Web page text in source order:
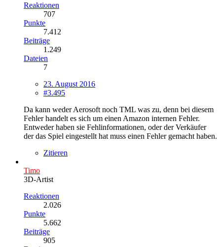
Reaktionen
707
Punkte
7.412
Beiträge
1.249
Dateien
7
23. August 2016
#3.495
Da kann weder Aerosoft noch TML was zu, denn bei diesem
Fehler handelt es sich um einen Amazon internen Fehler.
Entweder haben sie Fehlinformationen, oder der Verkäufer
der das Spiel eingestellt hat muss einen Fehler gemacht haben.
Zitieren
Timo
3D-Artist
Reaktionen
2.026
Punkte
5.662
Beiträge
905